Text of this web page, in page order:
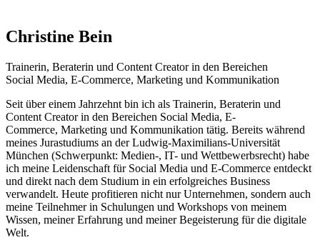
Christine Bein
Trainerin, Beraterin und Content Creator in den Bereichen
Social Media, E-Commerce, Marketing und Kommunikation
Seit über einem Jahrzehnt bin ich als Trainerin, Beraterin und
Content Creator in den Bereichen Social Media, E-
Commerce, Marketing und Kommunikation tätig. Bereits während
meines Jurastudiums an der Ludwig-Maximilians-Universität
München (Schwerpunkt: Medien-, IT- und Wettbewerbsrecht) habe
ich meine Leidenschaft für Social Media und E-Commerce entdeckt
und direkt nach dem Studium in ein erfolgreiches Business
verwandelt. Heute profitieren nicht nur Unternehmen, sondern auch
meine Teilnehmer in Schulungen und Workshops von meinem
Wissen, meiner Erfahrung und meiner Begeisterung für die digitale
Welt.